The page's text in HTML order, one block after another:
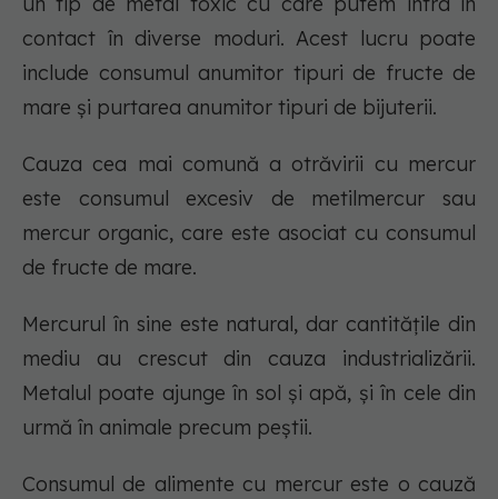
contact în diverse moduri. Acest lucru poate
include consumul anumitor tipuri de fructe de
mare și purtarea anumitor tipuri de bijuterii.
Cauza cea mai comună a otrăvirii cu mercur
este consumul excesiv de metilmercur sau
mercur organic, care este asociat cu consumul
de fructe de mare.
Mercurul în sine este natural, dar cantitățile din
mediu au crescut din cauza industrializării.
Metalul poate ajunge în sol și apă, și în cele din
urmă în animale precum peștii.
Consumul de alimente cu mercur este o cauză